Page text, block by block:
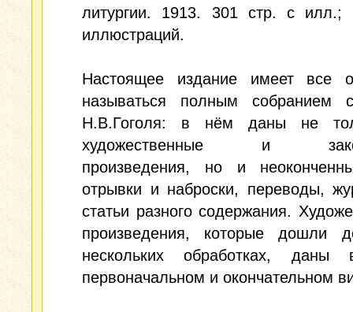
литургии. 1913. 301 стр. с илл.;
иллюстраций.
Настоящее издание имеет все
называться полным собранием
Н.В.Гоголя: в нём даны не
художественные и
произведения, но и
отрывки и наброски, переводы,
статьи разного содержания.
произведения, которые дошли
нескольких обработках,
первоначальном и окончательном